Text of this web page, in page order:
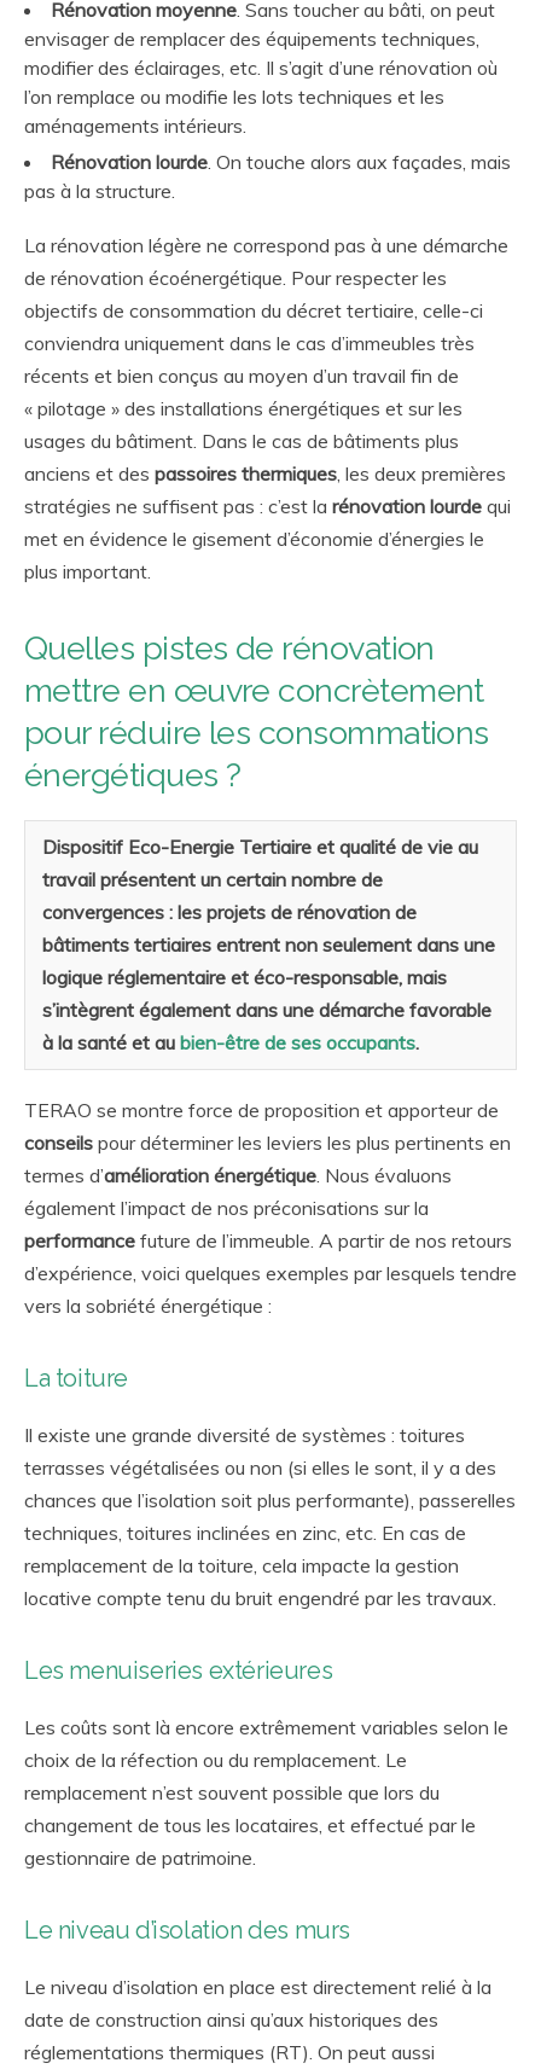
Rénovation moyenne . Sans toucher au bâti, on peut
envisager de remplacer des équipements techniques,
modifier des éclairages, etc. Il s’agit d’une rénovation où
l’on remplace ou modifie les lots techniques et les
aménagements intérieurs.
Rénovation lourde . On touche alors aux façades, mais
pas à la structure.
La rénovation légère ne correspond pas à une démarche
de rénovation écoénergétique. Pour respecter les
objectifs de consommation du décret tertiaire, celle-ci
conviendra uniquement dans le cas d’immeubles très
récents et bien conçus au moyen d’un travail fin de
« pilotage » des installations énergétiques et sur les
usages du bâtiment. Dans le cas de bâtiments plus
anciens et des passoires thermiques , les deux premières
stratégies ne suffisent pas : c’est la rénovation lourde qui
met en évidence le gisement d’économie d’énergies le
plus important.
Quelles pistes de rénovation
mettre en œuvre concrètement
pour réduire les consommations
énergétiques ?
Dispositif Eco-Energie Tertiaire et qualité de vie au
travail présentent un certain nombre de
convergences : les projets de rénovation de
bâtiments tertiaires entrent non seulement dans une
logique réglementaire et éco-responsable, mais
s’intègrent également dans une démarche favorable
à la santé et au bien-être de ses occupants.
TERAO se montre force de proposition et apporteur de
conseils pour déterminer les leviers les plus pertinents en
termes d’amélioration énergétique . Nous évaluons
également l’impact de nos préconisations sur la
performance future de l’immeuble. A partir de nos retours
d’expérience, voici quelques exemples par lesquels tendre
vers la sobriété énergétique :
La toiture
Il existe une grande diversité de systèmes : toitures
terrasses végétalisées ou non (si elles le sont, il y a des
chances que l’isolation soit plus performante), passerelles
techniques, toitures inclinées en zinc, etc. En cas de
remplacement de la toiture, cela impacte la gestion
locative compte tenu du bruit engendré par les travaux.
Les menuiseries extérieures
Les coûts sont là encore extrêmement variables selon le
choix de la réfection ou du remplacement. Le
remplacement n’est souvent possible que lors du
changement de tous les locataires, et effectué par le
gestionnaire de patrimoine.
Le niveau d’isolation des murs
Le niveau d’isolation en place est directement relié à la
date de construction ainsi qu’aux historiques des
réglementations thermiques (RT). On peut aussi